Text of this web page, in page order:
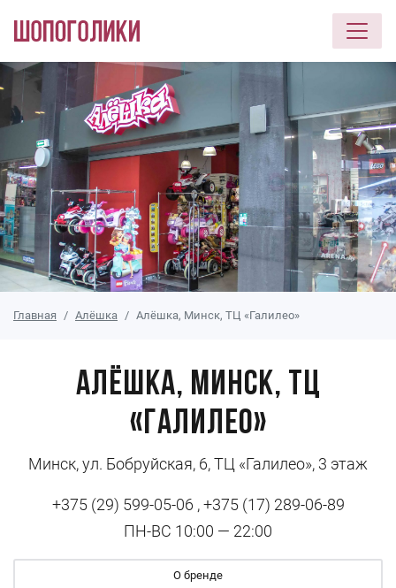
Перейти к основному содержанию
Главная Алёшка Алёшка, Минск, ТЦ «Галилео»
Алёшка, Минск, ТЦ
«Галилео»
Минск, ул. Бобруйская, 6, ТЦ «Галилео», 3 этаж
+375 (29) 599-05-06 , +375 (17) 289-06-89
ПН-ВС 10:00 — 22:00
О бренде